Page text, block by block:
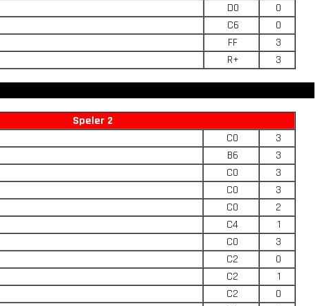
D0
0
C6
0
FF
3
R+ 3
Speler 2
C0
3
B6
3
C0
3
C0
3
C0
2
C4
1
C0
3
C2
0
C2
1
C2
0